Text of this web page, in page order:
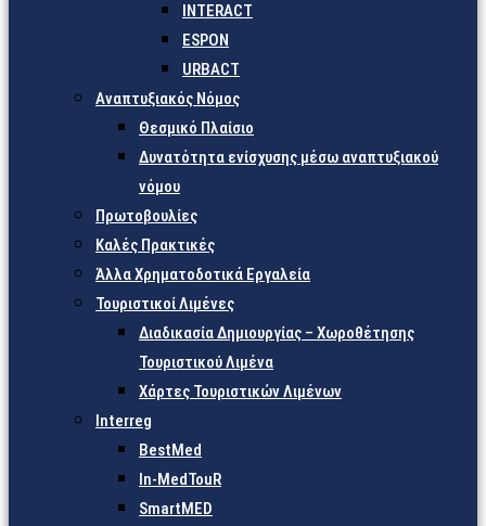
INTERACT
ESPON
URBACT
Αναπτυξιακός Νόμος
Θεσμικό Πλαίσιο
Δυνατότητα ενίσχυσης μέσω αναπτυξιακού
νόμου
Πρωτοβουλίες
Καλές Πρακτικές
Άλλα Χρηματοδοτικά Εργαλεία
Τουριστικοί Λιμένες
Διαδικασία Δημιουργίας – Χωροθέτησης
Τουριστικού Λιμένα
Χάρτες Τουριστικών Λιμένων
Interreg
BestMed
In-MedTouR
SmartMED